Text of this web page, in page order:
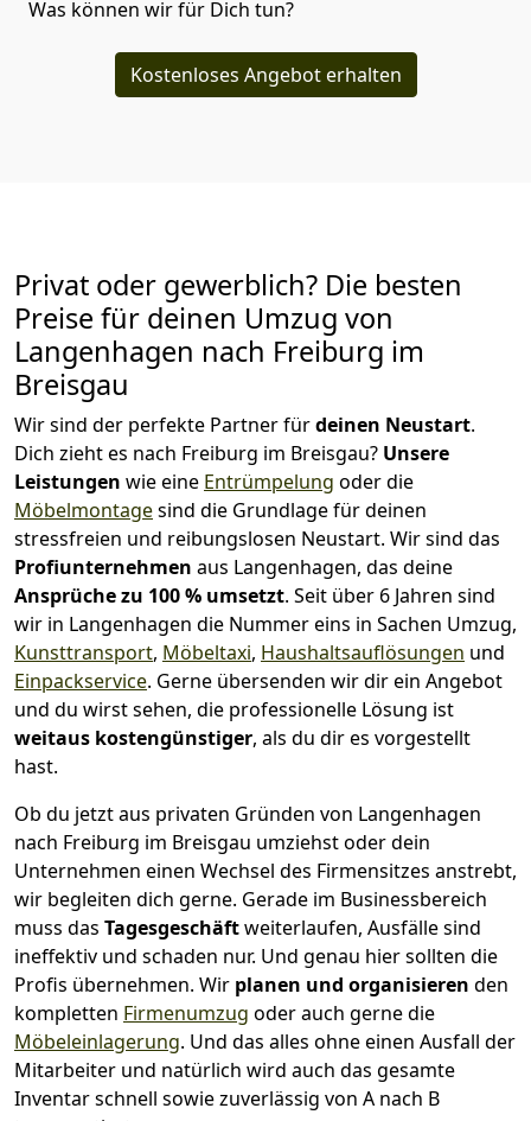
Was können wir für Dich tun?
Kostenloses Angebot erhalten
Privat oder gewerblich? Die besten
Preise für deinen Umzug von
Langenhagen nach Freiburg im
Breisgau
Wir sind der perfekte Partner fürdeinen Neustart.
Dich zieht es nach Freiburg im Breisgau? Unsere
Leistungen wie eine Entrümpelung oder die
Möbelmontagesind die Grundlage für deinen
stressfreien und reibungslosen Neustart. Wir sind das
Profiunternehmen aus Langenhagen, das deine
Ansprüche zu 100 % umsetzt. Seit über 6 Jahren sind
wir in Langenhagen die Nummer eins in Sachen Umzug,
Kunsttransport, Möbeltaxi, Haushaltsauflösungen und
Einpackservice. Gerne übersenden wir dir ein Angebot
und du wirst sehen, die professionelle Lösung ist
weitaus kostengünstiger, als du dir es vorgestellt
hast.
Ob du jetzt aus privaten Gründen von Langenhagen
nach Freiburg im Breisgau umziehst oder dein
Unternehmen einen Wechsel des Firmensitzes anstrebt,
wir begleiten dich gerne. Gerade im Businessbereich
muss das Tagesgeschäftweiterlaufen, Ausfälle sind
ineffektiv und schaden nur. Und genau hier sollten die
Profis übernehmen. Wir planen und organisieren den
kompletten Firmenumzug oder auch gerne die
Möbeleinlagerung. Und das alles ohne einen Ausfall der
Mitarbeiter und natürlich wird auch das gesamte
Inventar schnell sowie zuverlässig von A nach B